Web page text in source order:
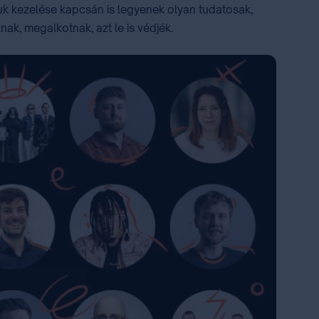
kezelése kapcsán is legyenek olyan tudatosak,
megalkotnak, azt le is védjék.